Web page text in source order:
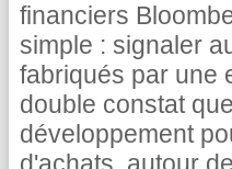
financiers
simple : signaler
fabriqués par une
double constat
développement